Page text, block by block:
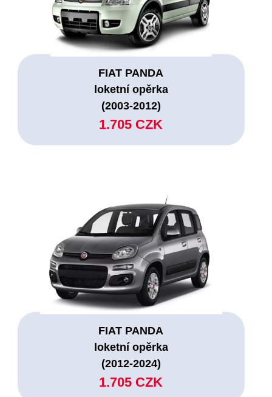
FIAT PANDA
loketní opěrka
(2003-2012)
1.705 CZK
FIAT PANDA
loketní opěrka
(2012-2024)
1.705 CZK